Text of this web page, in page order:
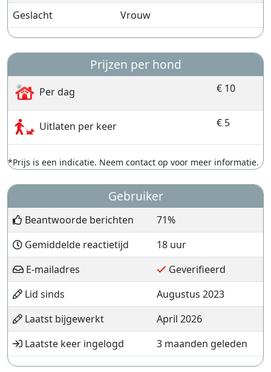
Geslacht
Vrouw
Prijzen per hond
Per dag € 10
Uitlaten per keer € 5
*Prijs is een indicatie. Neem contact op voor meer informatie.
Gebruiker
Beantwoorde berichten
71%
Gemiddelde reactietijd
18 uur
E-mailadres
Geverifieerd
Lid sinds
Augustus 2023
Laatst bijgewerkt
April 2026
Laatste keer ingelogd
3 maanden geleden